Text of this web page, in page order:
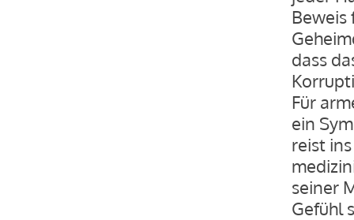
Beweis
dass
Für
ein
reist
seiner
Gefühl